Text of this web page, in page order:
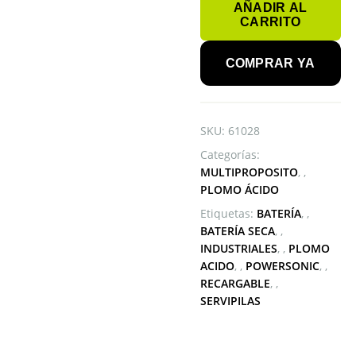
630
POWERSONIC
6V
3.5AH
AÑADIR AL
CARRITO
COMPRAR YA
SKU: 61028
Categorías:
MULTIPROPOSITO ,
PLOMO ÁCIDO
Etiquetas: BATERÍA ,
BATERÍA SECA ,
INDUSTRIALES , PLOMO
ACIDO , POWERSONIC ,
RECARGABLE ,
SERVIPILAS